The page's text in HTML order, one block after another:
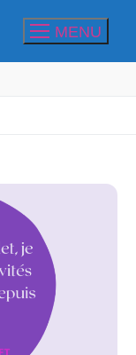
MENU